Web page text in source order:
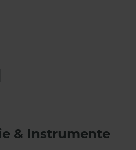
& Instrumente